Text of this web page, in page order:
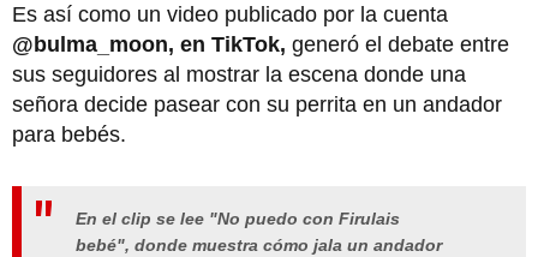
Es así como un video publicado por la cuenta
@bulma_moon, en TikTok, generó el debate entre
sus seguidores al mostrar la escena donde una
señora decide pasear con su perrita en un andador
para bebés.
En el clip se lee "No puedo con Firulais
bebé", donde muestra cómo jala un andador